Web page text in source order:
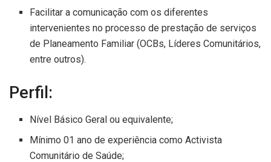
Facilitar a comunicação com os diferentes
intervenientes no processo de prestação de serviços
de Planeamento Familiar (OCBs, Líderes Comunitários,
entre outros).
Perfil:
Nível Básico Geral ou equivalente;
Mínimo 01 ano de experiência como Activista
Comunitário de Saúde;